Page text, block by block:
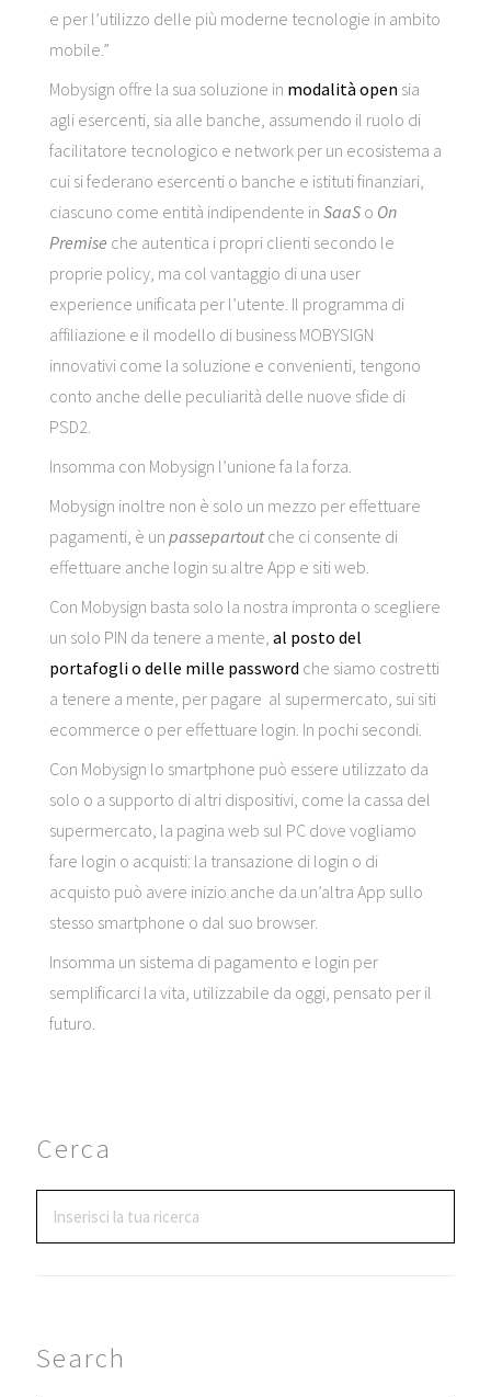
e per l’utilizzo delle più moderne tecnologie in ambito
mobile.”
Mobysign offre la sua soluzione in modalità open sia
agli esercenti, sia alle banche, assumendo il ruolo di
facilitatore tecnologico e network per un ecosistema a
cui si federano esercenti o banche e istituti finanziari,
ciascuno come entità indipendente in SaaSo On
Premise che autentica i propri clienti secondo le
proprie policy, ma col vantaggio di una user
experience unificata per l’utente. Il programma di
affiliazione e il modello di business MOBYSIGN
innovativi come la soluzione e convenienti, tengono
conto anche delle peculiarità delle nuove sfide di
PSD2.
Insomma con Mobysign l’unione fa la forza.
Mobysign inoltre non è solo un mezzo per effettuare
pagamenti, è un passepartoutche ci consente di
effettuare anche login su altre App e siti web.
Con Mobysign basta solo la nostra impronta o scegliere
un solo PIN da tenere a mente, al posto del
portafogli o delle mille password che siamo costretti
a tenere a mente, per pagare al supermercato, sui siti
ecommerce o per effettuare login. In pochi secondi.
Con Mobysign lo smartphone può essere utilizzato da
solo o a supporto di altri dispositivi, come la cassa del
supermercato, la pagina web sul PC dove vogliamo
fare login o acquisti: la transazione di login o di
acquisto può avere inizio anche da un’altra App sullo
stesso smartphone o dal suo browser.
Insomma un sistema di pagamento e login per
semplificarci la vita, utilizzabile da oggi, pensato per il
futuro.
Cerca
Search